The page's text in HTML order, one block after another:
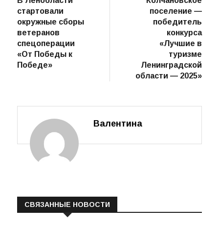
Навигация
по
записям
предыдущая
В Ленобласти
стартовали
окружные сборы
ветеранов
спецоперации
следующая
Колчановское
поселение —
победитель
конкурса
«Лучшие в
туризме
Валентина